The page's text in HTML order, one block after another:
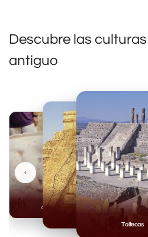
Descubre las
antiguo
Toltecas
Olmecas
‹